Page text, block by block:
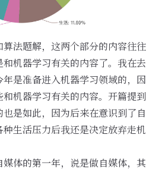
算法题解，这两个部分的内容往往
机器学习有关的内容了。我在去
是准备进入机器学习领域的，因
机器学习有关的内容。开篇提到
是如此，因为后来在意识到了自
生活压力后我还是决定放弃走机
体的第一年，说是做自媒体，其